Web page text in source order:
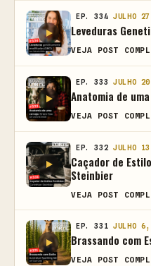
EP. 334 JULHO
Leveduras
VEJA POST
EP. 333 JULHO
Anatomia de
VEJA POST
EP. 332 JULHO
Caçador de
Steinbier
VEJA POST
EP. 331 JULHO 6,
Brassando com
VEJA POST